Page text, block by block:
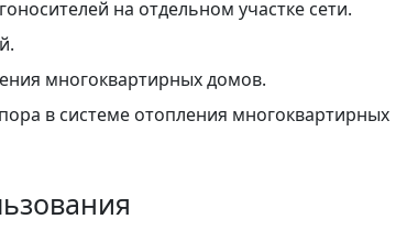
на отдельном участке сети.
многоквартирных домов.
в системе отопления многоквартирных